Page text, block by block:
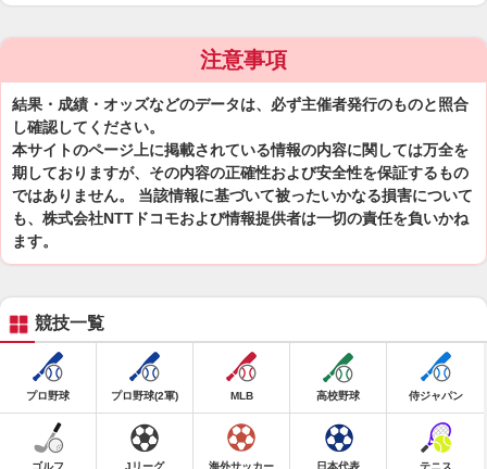
注意事項
結果・成績・オッズなどのデータは、必ず主催者発行のものと照合
し確認してください。
本サイトのページ上に掲載されている情報の内容に関しては万全を
期しておりますが、その内容の正確性および安全性を保証するもの
ではありません。 当該情報に基づいて被ったいかなる損害について
も、株式会社NTTドコモおよび情報提供者は一切の責任を負いかね
ます。
競技一覧
プロ野球 プロ野球(2軍) MLB 高校野球 侍ジャパン
ゴルフ Jリーグ 海外サッカー 日本代表 テニス